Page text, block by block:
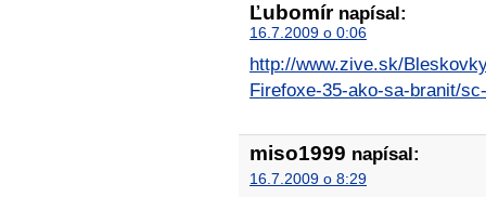
Ľubomírnapísal:
16.7.2009 o 0:06
http://www.zive.sk/
Firefoxe-35-ako-sa-branit/
miso1999 napísal:
16.7.2009 o 8:29